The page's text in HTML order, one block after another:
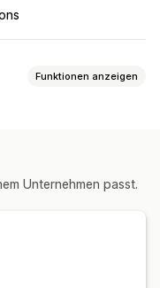
Funktionen anzeigen
Unternehmen passt.